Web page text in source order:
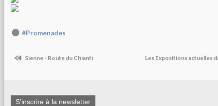
#Promenades
Sienne - Route du Chianti Les Expositions actuelles
S'inscrire à la newsletter